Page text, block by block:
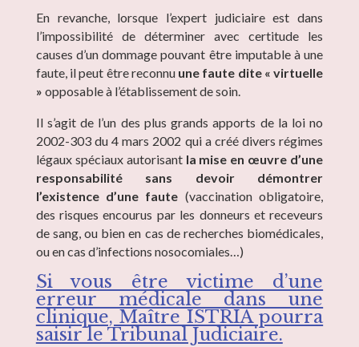
En revanche, lorsque l’expert judiciaire est dans
l’impossibilité de déterminer avec certitude les
causes d’un dommage pouvant être imputable à une
faute, il peut être reconnu une faute dite « virtuelle
» opposable à l’établissement de soin.
Il s’agit de l’un des plus grands apports de la loi no
2002-303 du 4 mars 2002 qui a créé divers régimes
légaux spéciaux autorisant la mise en œuvre d’une
responsabilité sans devoir démontrer
l’existence d’une faute (vaccination obligatoire,
des risques encourus par les donneurs et receveurs
de sang, ou bien en cas de recherches biomédicales,
ou en cas d’infections nosocomiales…)
Si vous être victime d’une
erreur médicale dans une
clinique, Maître ISTRIA pourra
saisir le Tribunal Judiciaire.